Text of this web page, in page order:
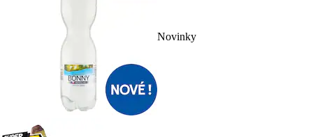
Novinky